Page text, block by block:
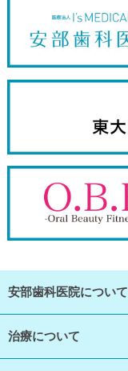
安部歯科医院について
治療について